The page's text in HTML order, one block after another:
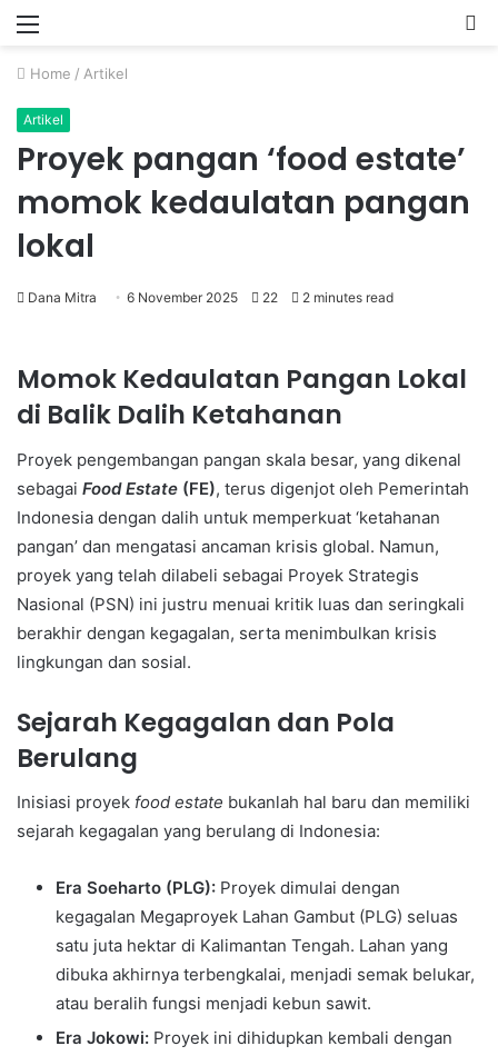
Menu
Home / Artikel
Artikel
Proyek pangan ‘food estate’
momok kedaulatan pangan
lokal
Dana Mitra 6 November 2025 22 2 minutes read
Momok Kedaulatan Pangan Lokal
di Balik Dalih Ketahanan
Proyek pengembangan pangan skala besar, yang dikenal
sebagai Food Estate (FE), terus digenjot oleh Pemerintah
Indonesia dengan dalih untuk memperkuat ‘ketahanan
pangan’ dan mengatasi ancaman krisis global. Namun,
proyek yang telah dilabeli sebagai Proyek Strategis
Nasional (PSN) ini justru menuai kritik luas dan seringkali
berakhir dengan kegagalan, serta menimbulkan krisis
lingkungan dan sosial.
Sejarah Kegagalan dan Pola
Berulang
Inisiasi proyek food estate bukanlah hal baru dan memiliki
sejarah kegagalan yang berulang di Indonesia:
Era Soeharto (PLG): Proyek dimulai dengan
kegagalan Megaproyek Lahan Gambut (PLG) seluas
satu juta hektar di Kalimantan Tengah. Lahan yang
dibuka akhirnya terbengkalai, menjadi semak belukar,
atau beralih fungsi menjadi kebun sawit.
Era Jokowi: Proyek ini dihidupkan kembali dengan